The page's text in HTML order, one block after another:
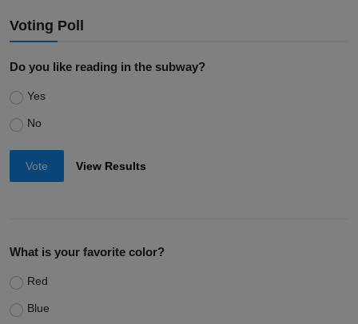
Voting Poll
Do you like reading in the subway?
Yes
No
Vote View Results
What is your favorite color?
Red
Blue